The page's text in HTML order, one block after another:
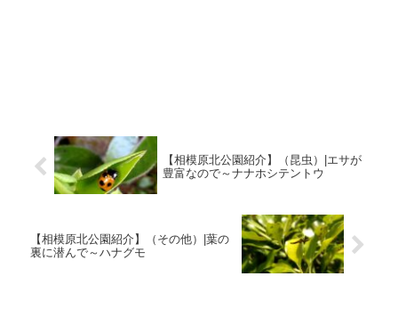
【相模原北公園紹介】（昆虫）|エサが
豊富なので～ナナホシテントウ
【相模原北公園紹介】（その他）|葉の
裏に潜んで～ハナグモ